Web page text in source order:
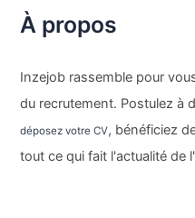
À propos
Inzejob rassemble pour
du recrutement. Postulez à
déposez votre CV, bénéficiez
tout ce qui fait l'actualité de